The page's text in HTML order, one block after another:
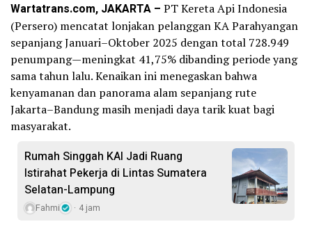
Wartatrans.com, JAKARTA – PT Kereta Api Indonesia
(Persero) mencatat lonjakan pelanggan KA Parahyangan
sepanjang Januari–Oktober 2025 dengan total 728.949
penumpang—meningkat 41,75% dibanding periode yang
sama tahun lalu. Kenaikan ini menegaskan bahwa
kenyamanan dan panorama alam sepanjang rute
Jakarta–Bandung masih menjadi daya tarik kuat bagi
masyarakat.
Rumah Singgah KAI Jadi Ruang
Istirahat Pekerja di Lintas Sumatera
Selatan-Lampung
Fahmi 4 jam